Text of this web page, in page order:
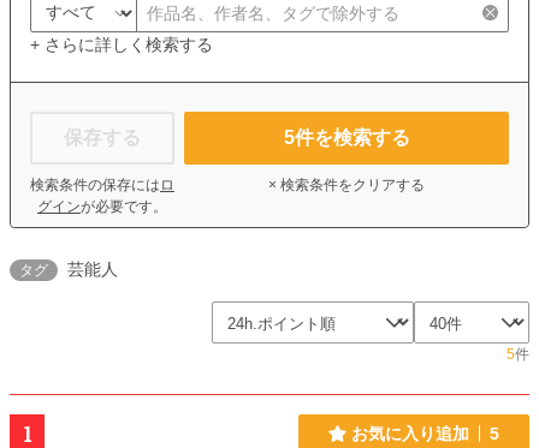
+ さらに詳しく検索する
保存する
検索条件の保存には ロ
グインが必要です。
5件を検索する
× 検索条件をクリアする
タグ 芸能人
5件
1 お気に入り追加 5